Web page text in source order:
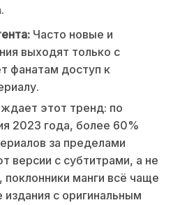
Часто новые и
выходят только с
фанатам доступ к
этот тренд: по
2023 года, более 60%
за пределами
версии с субтитрами, а не
манги всё чаще
с оригинальным